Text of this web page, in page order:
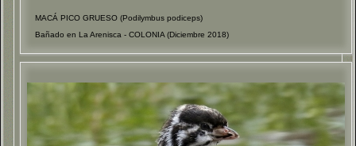
MACÁ PICO GRUESO (Podilymbus podiceps)
Bañado en La Arenisca - COLONIA (Diciembre 2018)